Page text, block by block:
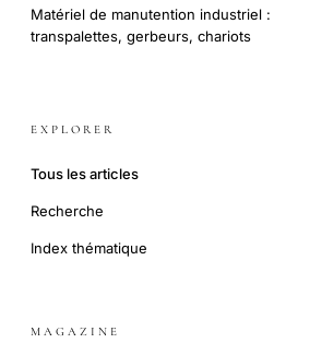
Matériel de manutention industriel :
transpalettes, gerbeurs, chariots
EXPLORER
Tous les articles
Recherche
Index thématique
MAGAZINE